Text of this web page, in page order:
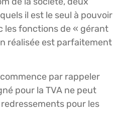
il est le seul à pouvoir
les fonctions de « gérant
réalisée est parfaitement
commence par rappeler
pour la TVA ne peut
pour les